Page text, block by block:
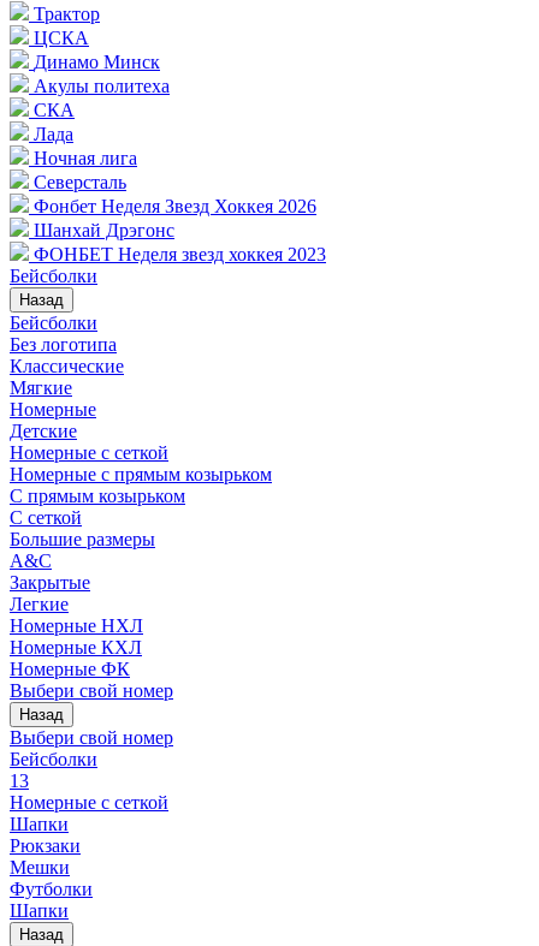
Трактор
ЦСКА
Динамо Минск
Акулы политеха
СКА
Лада
Ночная лига
Северсталь
Фонбет Неделя Звезд Хоккея 2026
Шанхай Дрэгонс
ФОНБЕТ Неделя звезд хоккея 2023
Бейсболки
Назад
Бейсболки
Без логотипа
Классические
Мягкие
Номерные
Детские
Номерные с сеткой
Номерные с прямым козырьком
С прямым козырьком
С сеткой
Большие размеры
A&C
Закрытые
Легкие
Номерные НХЛ
Номерные КХЛ
Номерные ФК
Выбери свой номер
Назад
Выбери свой номер
Бейсболки
13
Номерные с сеткой
Шапки
Рюкзаки
Мешки
Футболки
Шапки
Назад